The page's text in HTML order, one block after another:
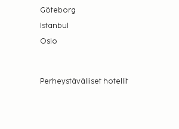
Göteborg
Istanbul
Oslo
Perheystävälliset hotellit